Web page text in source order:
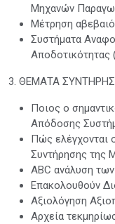
Μηχανών
Μέτρηση
Συστήματα
Αποδοτικότητας
3. ΘΕΜΑΤΑ
Ποιoς ο
Απόδοσης
Πώς ελέγχονται
Συντήρησης της
ABC ανάλυση
Επακολουθούν
Αξιολόγηση
Αρχεία